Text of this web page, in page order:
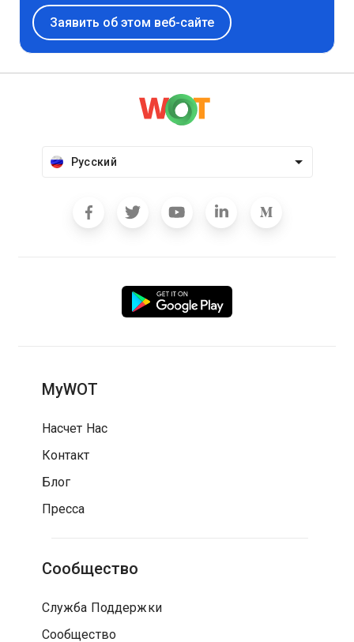
Заявить об этом веб-сайте
Русский
MyWOT
Насчет Нас
Контакт
Блог
Пресса
Сообщество
Служба Поддержки
Сообщество